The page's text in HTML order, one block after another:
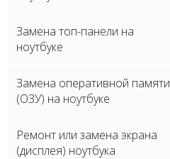
Замена топ-панели на
ноутбуке
Замена оперативной памяти
(ОЗУ) на ноутбуке
Ремонт или замена экрана
(дисплея) ноутбука